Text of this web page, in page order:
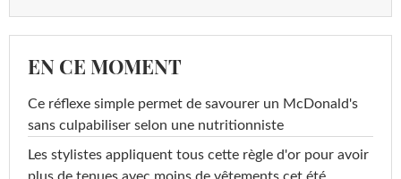
EN CE MOMENT
Ce réflexe simple permet de savourer un McDonald's
sans culpabiliser selon une nutritionniste
Les stylistes appliquent tous cette règle d'or pour avoir
plus de tenues avec moins de vêtements cet été